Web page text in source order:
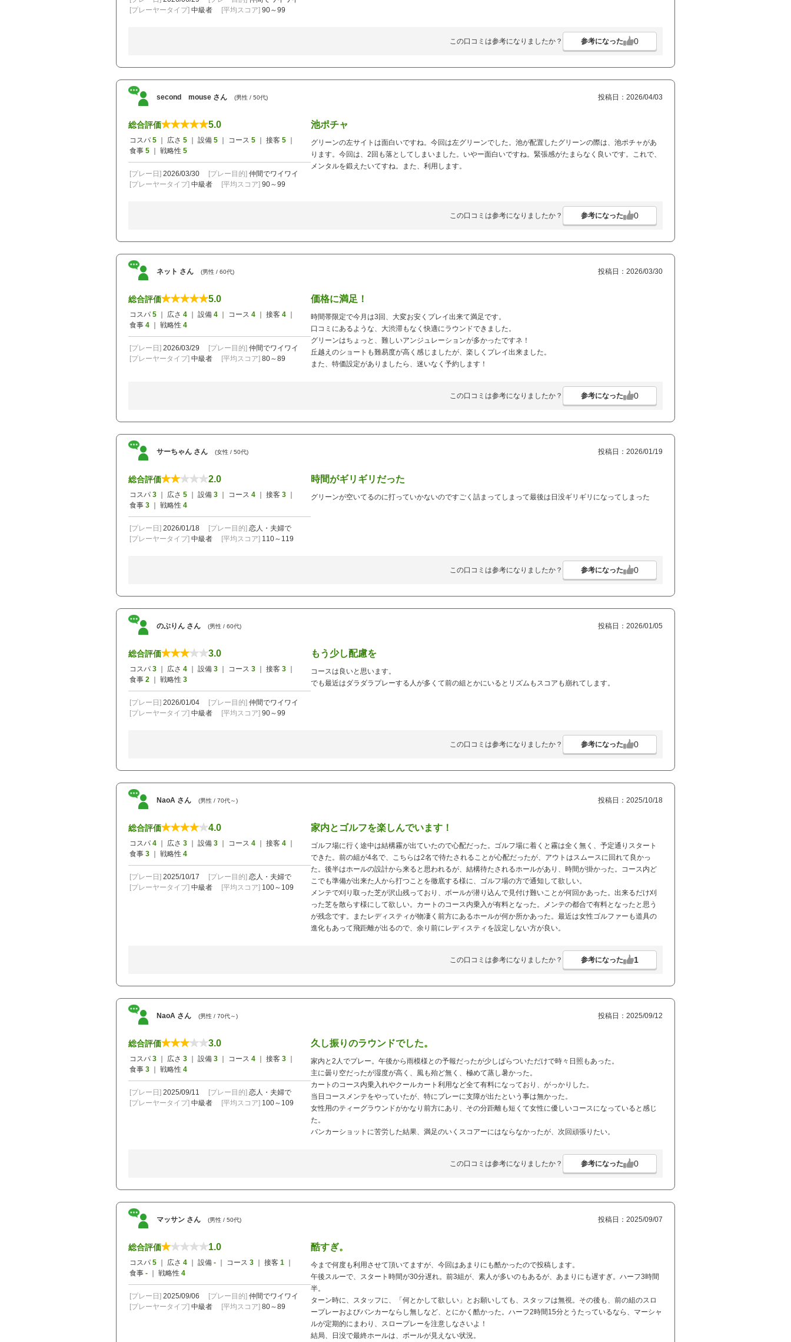
[プレーヤータイプ] 中級者 [平均スコア] 90～99
この口コミは参考になりましたか？ 参考になった 0
second mouse さん (男性 / 50代) 投稿日：2026/04/03
総合評価 5.0
コスパ 5 ｜ 広さ 5 ｜ 設備 5 ｜ コース 5 ｜ 接客 5
食事 5 ｜ 戦略性 5
[プレー日] 2026/03/30 [プレー目的] 仲間でワイワイ
[プレーヤータイプ] 中級者 [平均スコア] 90～99
池ポチャ
グリーンの左サイトは面白いですね。今回は左グリーンでした。池が配置したグリーンの際は、池ポチャがあ
ります。今回は、2回も落としてしまいました。いやー面白いですね。緊張感がたまらなく良いです。これで、
メンタルを鍛えたいてすね。また、利用します。
この口コミは参考になりましたか？ 参考になった 0
ネット さん (男性 / 60代) 投稿日：2026/03/30
総合評価 5.0
コスパ 5 ｜ 広さ 4 ｜ 設備 4 ｜ コース 4 ｜ 接客 4
食事 4 ｜ 戦略性 4
[プレー日] 2026/03/29 [プレー目的] 仲間でワイワイ
[プレーヤータイプ] 中級者 [平均スコア] 80～89
価格に満足！
時間帯限定で今月は3回、大変お安くプレイ出来て満足です。
口コミにあるような、大渋滞もなく快適にラウンドできました。
グリーンはちょっと、難しいアンジュレーションが多かったですネ！
丘越えのショートも難易度が高く感じましたが、楽しくプレイ出来ました。
また、特価設定がありましたら、迷いなく予約します！
この口コミは参考になりましたか？ 参考になった 0
サーちゃん さん (女性 / 50代) 投稿日：2026/01/19
総合評価 2.0
コスパ 3 ｜ 広さ 5 ｜ 設備 3 ｜ コース 4 ｜ 接客 3
食事 3 ｜ 戦略性 4
[プレー日] 2026/01/18 [プレー目的] 恋人・夫婦で
[プレーヤータイプ] 中級者 [平均スコア] 110～119
時間がギリギリだった
グリーンが空いてるのに打っていかないのですごく詰まってしまって最後は日没ギリギリになってしまった
この口コミは参考になりましたか？ 参考になった 0
のぶりん さん (男性 / 60代) 投稿日：2026/01/05
総合評価 3.0
コスパ 3 ｜ 広さ 4 ｜ 設備 3 ｜ コース 3 ｜ 接客 3
食事 2 ｜ 戦略性 3
[プレー日] 2026/01/04 [プレー目的] 仲間でワイワイ
[プレーヤータイプ] 中級者 [平均スコア] 90～99
もう少し配慮を
コースは良いと思います。
でも最近はダラダラプレーする人が多くて前の組とかにいるとリズムもスコアも崩れてします。
この口コミは参考になりましたか？ 参考になった 0
NaoA さん (男性 / 70代～) 投稿日：2025/10/18
総合評価 4.0
コスパ 4 ｜ 広さ 3 ｜ 設備 3 ｜ コース 4 ｜ 接客 4
食事 3 ｜ 戦略性 4
[プレー日] 2025/10/17 [プレー目的] 恋人・夫婦で
[プレーヤータイプ] 中級者 [平均スコア] 100～109
家内とゴルフを楽しんでいます！
ゴルフ場に行く途中は結構霧が出ていたので心配だった。ゴルフ場に着くと霧は全く無く、予定通りスタート
できた。前の組が4名で、こちらは2名で待たされることが心配だったが、アウトはスムースに回れて良かっ
た。後半はホールの設計から来ると思われるが、結構待たされるホールがあり、時間が掛かった。コース内ど
こでも準備が出来た人から打つことを徹底する様に、ゴルフ場の方で通知して欲しい。
メンテで刈り取った芝が沢山残っており、ボールが潜り込んで見付け難いことが何回かあった。出来るだけ刈
った芝を散らす様にして欲しい。カートのコース内乗入が有料となった。メンテの都合で有料となったと思う
が残念です。またレディスティが物凄く前方にあるホールが何か所かあった。最近は女性ゴルファーも道具の
進化もあって飛距離が出るので、余り前にレディスティを設定しない方が良い。
この口コミは参考になりましたか？ 参考になった 1
NaoA さん (男性 / 70代～) 投稿日：2025/09/12
総合評価 3.0
コスパ 3 ｜ 広さ 3 ｜ 設備 3 ｜ コース 4 ｜ 接客 3
食事 3 ｜ 戦略性 4
[プレー日] 2025/09/11 [プレー目的] 恋人・夫婦で
[プレーヤータイプ] 中級者 [平均スコア] 100～109
久し振りのラウンドでした。
家内と2人でプレー。午後から雨模様との予報だったが少しぱらついただけで時々日照もあった。
主に曇り空だったが湿度が高く、風も殆ど無く、極めて蒸し暑かった。
カートのコース内乗入れやクールカート利用など全て有料になっており、がっかりした。
当日コースメンテをやっていたが、特にプレーに支障が出たという事は無かった。
女性用のティーグラウンドがかなり前方にあり、その分距離も短くて女性に優しいコースになっていると感じ
た。
バンカーショットに苦労した結果、満足のいくスコアーにはならなかったが、次回頑張りたい。
この口コミは参考になりましたか？ 参考になった 0
マッサン さん (男性 / 50代) 投稿日：2025/09/07
総合評価 1.0
コスパ 5 ｜ 広さ 4 ｜ 設備 - ｜ コース 3 ｜ 接客 1
食事 - ｜ 戦略性 4
[プレー日] 2025/09/06 [プレー目的] 仲間でワイワイ
[プレーヤータイプ] 中級者 [平均スコア] 80～89
酷すぎ。
今まで何度も利用させて頂いてますが、今回はあまりにも酷かったので投稿します。
午後スルーで、スタート時間が30分遅れ。前3組が、素人が多いのもあるが、あまりにも遅すぎ。ハーフ3時間
半。
ターン時に、スタッフに、「何とかして欲しい」とお願いしても、スタッフは無視。その後も、前の組のスロ
ープレーおよびバンカーならし無しなど、とにかく酷かった。ハーフ2時間15分とうたっているなら、マーシャ
ルが定期的にまわり、スロープレーを注意しなさいよ！
結局、日没で最終ホールは、ボールが見えない状況。